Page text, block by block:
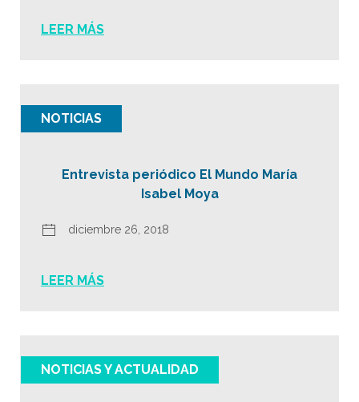
LEER MÁS
NOTICIAS
Entrevista periódico El Mundo María
Isabel Moya
diciembre 26, 2018
LEER MÁS
NOTICIAS Y ACTUALIDAD